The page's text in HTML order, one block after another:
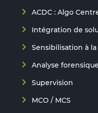
ACDC : Algo
Intégration de
Sensibilisation à
Analyse forensique
Supervision
MCO / MCS